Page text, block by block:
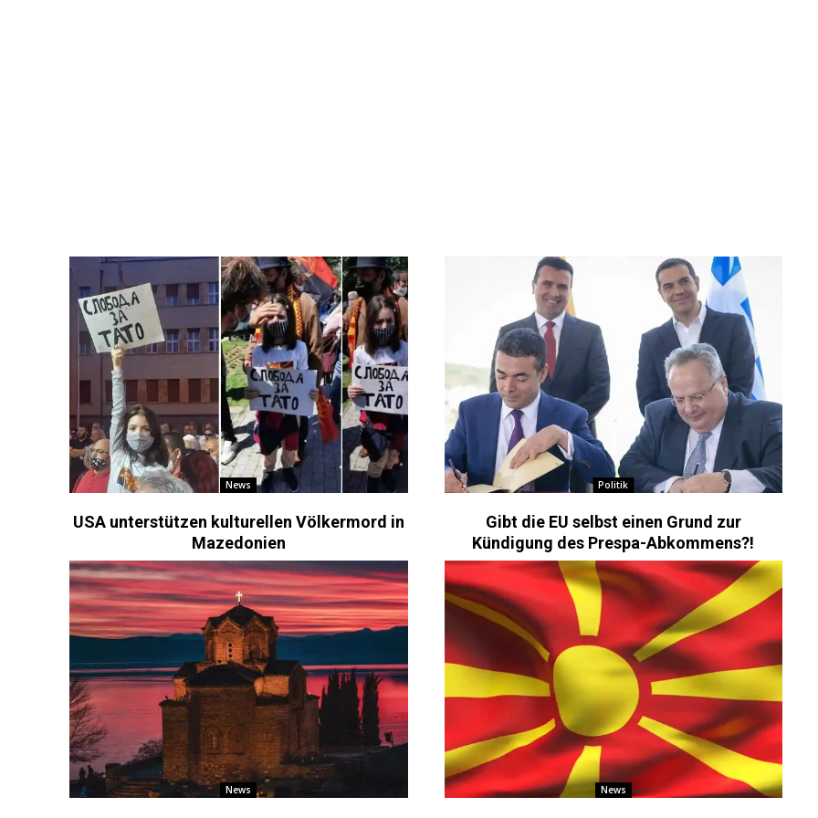
News
USA unterstützen kulturellen Völkermord in
Mazedonien
Politik
Gibt die EU selbst einen Grund zur
Kündigung des Prespa-Abkommens?!
News News